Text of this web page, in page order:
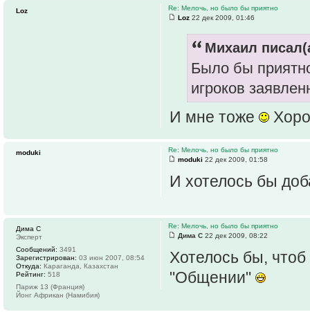
Re: Мелочь, но было бы приятно
Loz 22 дек 2009, 01:46
Михаил
Было бы
игроков
И мне тоже
Loz
Re: Мелочь, но было бы приятно
moduki 22 дек 2009, 01:58
И хотелось бы
moduki
Re: Мелочь, но было бы приятно
Дима С 22 дек 2009, 08:22
Хотелось бы,
"Общении"
Дима С
Эксперт
Сообщений: 3491
Зарегистрирован: 03 июн 2007, 08:54
Откуда: Караганда, Казахстан
Рейтинг: 518
Париж 13 (Франция)
Йонг Африкан (Намибия)